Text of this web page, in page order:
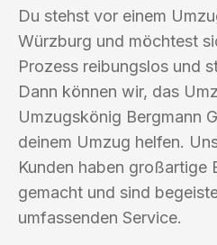
Du stehst vor einem
Würzburg und möchtest
Prozess reibungslos und
Dann können wir, das
Umzugskönig Bergmann
deinem Umzug helfen.
Kunden haben großartige
gemacht und sind
umfassenden Service.